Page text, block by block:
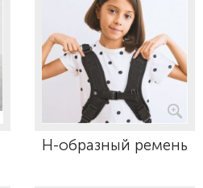
Н-образный ремень